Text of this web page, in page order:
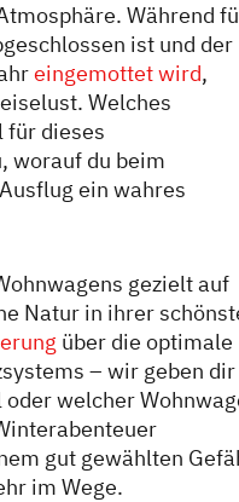
Während
ist und der
eingemottet wird,
Welches
für dieses
worauf du beim
ein wahres
gezielt auf
Natur in ihrer
über die optimale
– wir geben dir
welcher
gut gewählten
im Wege.